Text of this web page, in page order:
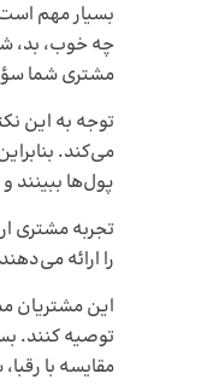
بسیار مهم است
چه خوب، بد،
مشتری شما
توجه به این
می‌کند.
پول‌ها
تجربه مشتری
را ارائه
این مشتریان
مقایسه با